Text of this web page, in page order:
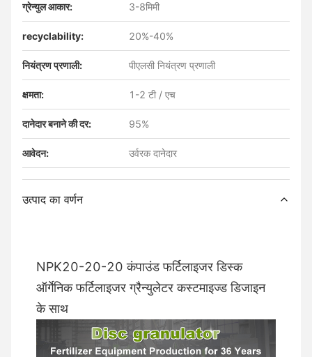
ग्रेन्युल आकार: 3-8मिमी
recyclability: 20%-40%
नियंत्रण प्रणाली: पीएलसी नियंत्रण प्रणाली
क्षमता: 1-2 टी / एच
दानेदार बनाने की दर: 95%
आवेदन: उर्वरक दानेदार
उत्पाद का वर्णन
NPK20-20-20 कंपाउंड फर्टिलाइजर डिस्क
ऑर्गेनिक फर्टिलाइजर ग्रैन्युलेटर कस्टमाइज्ड डिजाइन
के साथ